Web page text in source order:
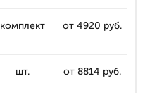
комплект от 4920 руб.
шт. от 8814 руб.